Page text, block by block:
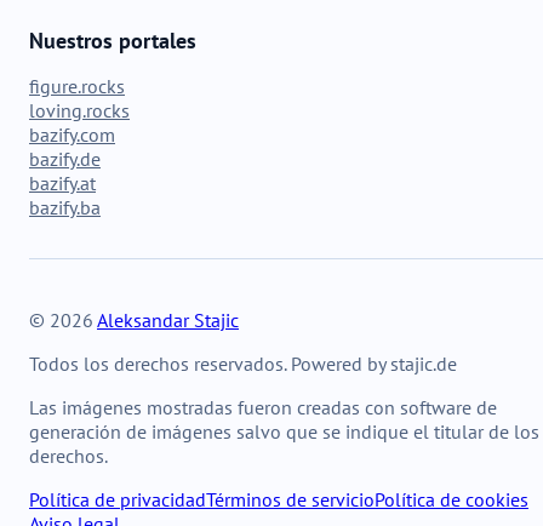
Nuestros portales
figure.rocks
loving.rocks
bazify.com
bazify.de
bazify.at
bazify.ba
© 2026 Aleksandar Stajic
Todos los derechos reservados. Powered by stajic.de
Las imágenes mostradas fueron creadas con software de
generación de imágenes salvo que se indique el titular de los
derechos.
Política de privacidadTérminos de servicioPolítica de cookies